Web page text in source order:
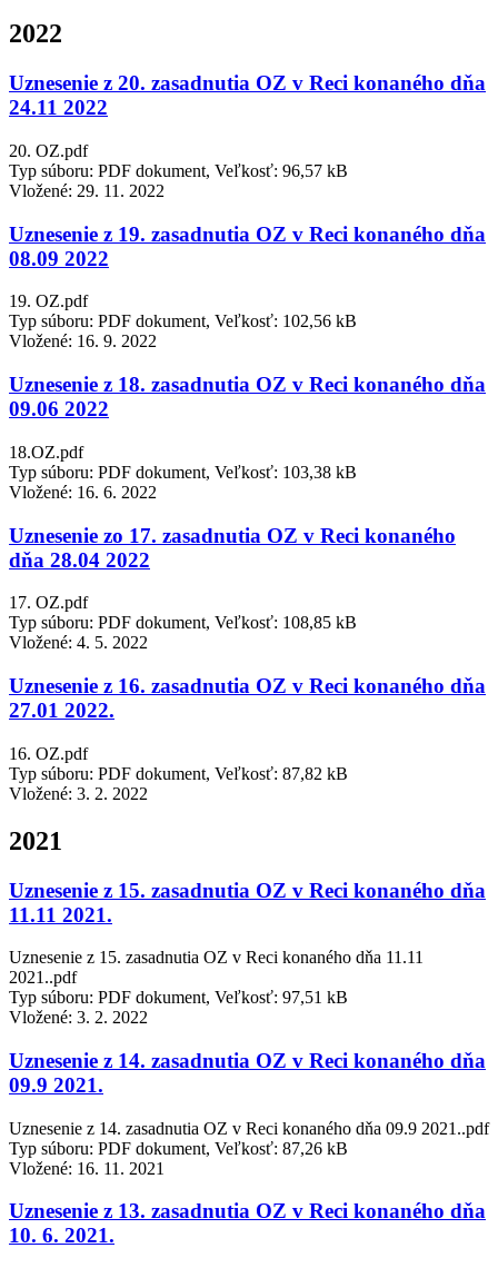
2022
Uznesenie z 20. zasadnutia OZ v Reci konaného dňa
24.11 2022
20. OZ.pdf
Typ súboru: PDF dokument, Veľkosť: 96,57 kB
Vložené: 29. 11. 2022
Uznesenie z 19. zasadnutia OZ v Reci konaného dňa
08.09 2022
19. OZ.pdf
Typ súboru: PDF dokument, Veľkosť: 102,56 kB
Vložené: 16. 9. 2022
Uznesenie z 18. zasadnutia OZ v Reci konaného dňa
09.06 2022
18.OZ.pdf
Typ súboru: PDF dokument, Veľkosť: 103,38 kB
Vložené: 16. 6. 2022
Uznesenie zo 17. zasadnutia OZ v Reci konaného
dňa 28.04 2022
17. OZ.pdf
Typ súboru: PDF dokument, Veľkosť: 108,85 kB
Vložené: 4. 5. 2022
Uznesenie z 16. zasadnutia OZ v Reci konaného dňa
27.01 2022.
16. OZ.pdf
Typ súboru: PDF dokument, Veľkosť: 87,82 kB
Vložené: 3. 2. 2022
2021
Uznesenie z 15. zasadnutia OZ v Reci konaného dňa
11.11 2021.
Uznesenie z 15. zasadnutia OZ v Reci konaného dňa 11.11
2021..pdf
Typ súboru: PDF dokument, Veľkosť: 97,51 kB
Vložené: 3. 2. 2022
Uznesenie z 14. zasadnutia OZ v Reci konaného dňa
09.9 2021.
Uznesenie z 14. zasadnutia OZ v Reci konaného dňa 09.9 2021..pdf
Typ súboru: PDF dokument, Veľkosť: 87,26 kB
Vložené: 16. 11. 2021
Uznesenie z 13. zasadnutia OZ v Reci konaného dňa
10. 6. 2021.